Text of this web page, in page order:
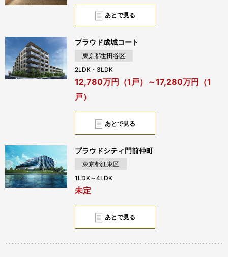
あとで見る
あとで見る
プラウド成城コート
東京都世田谷区
2LDK・3LDK
12,780万円（1戸）～17,280万円（1
戸）
あとで見る
プラウドシティ門前仲町
東京都江東区
1LDK～4LDK
未定